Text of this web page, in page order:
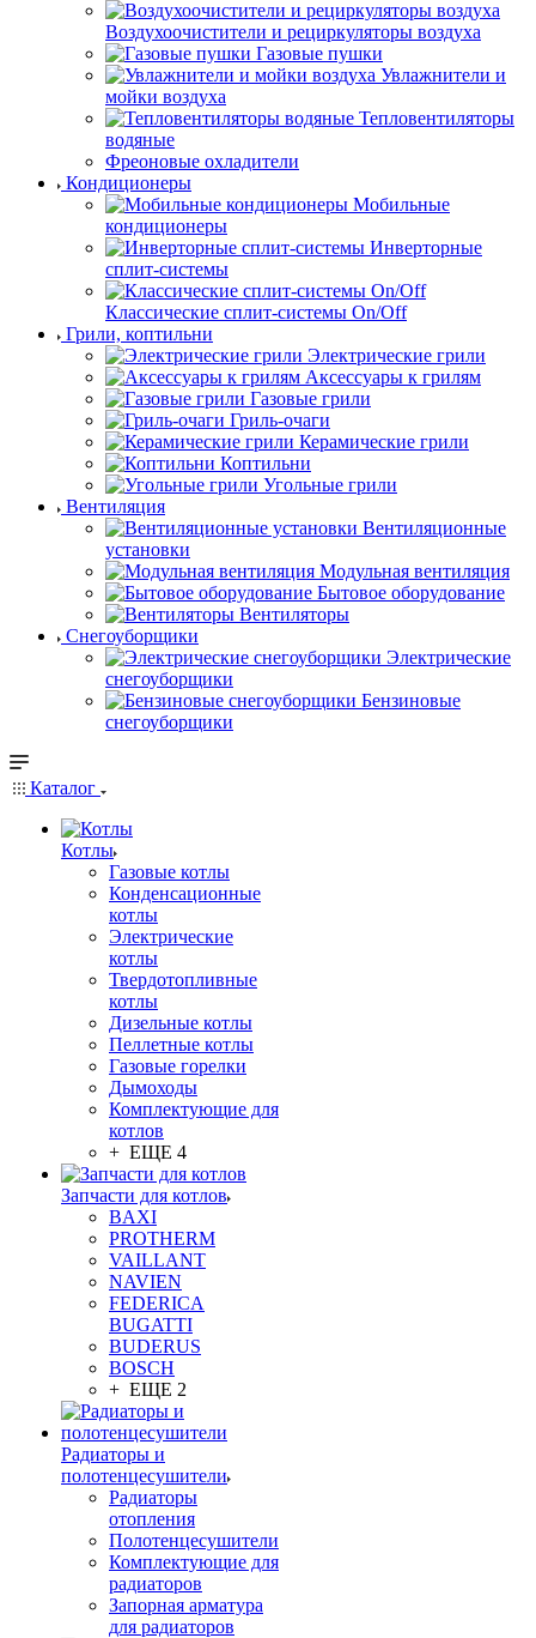
Воздухоочистители и рециркуляторы воздуха
Газовые пушки
Увлажнители и
мойки воздуха
Тепловентиляторы
водяные
Фреоновые охладители
Кондиционеры
Мобильные
кондиционеры
Инверторные
сплит-системы
Классические сплит-системы On/Off
Грили, коптильни
Электрические грили
Аксессуары к грилям
Газовые грили
Гриль-очаги
Керамические грили
Коптильни
Угольные грили
Вентиляция
Вентиляционные
установки
Модульная вентиляция
Бытовое оборудование
Вентиляторы
Снегоуборщики
Электрические
снегоуборщики
Бензиновые
снегоуборщики
Каталог
Котлы
Газовые котлы
Конденсационные
котлы
Электрические
котлы
Твердотопливные
котлы
Дизельные котлы
Пеллетные котлы
Газовые горелки
Дымоходы
Комплектующие для
котлов
+ ЕЩЕ 4
Запчасти для котлов
BAXI
PROTHERM
VAILLANT
NAVIEN
FEDERICA
BUGATTI
BUDERUS
BOSCH
+ ЕЩЕ 2
Радиаторы и
полотенцесушители
Радиаторы
отопления
Полотенцесушители
Комплектующие для
радиаторов
Запорная арматура
для радиаторов